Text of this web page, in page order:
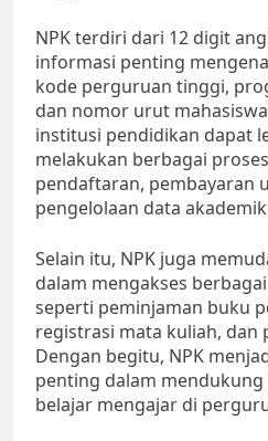
NPK terdiri dari 12 digit
informasi penting
kode perguruan tinggi,
dan nomor urut
institusi pendidikan dapat
melakukan berbagai
pendaftaran, pembayaran
pengelolaan data
Selain itu, NPK juga
dalam mengakses
seperti peminjaman buku
registrasi mata kuliah, dan
Dengan begitu, NPK
penting dalam
belajar mengajar di